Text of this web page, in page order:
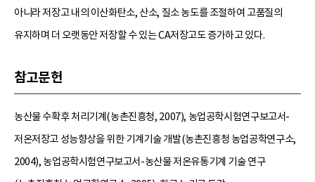
아니라 저장고 내의 이산화탄소, 산소, 질소 농도를 조절하여 고품질의
유지하며 더 오랫동안 저장할 수 있는 CA저장고도 증가하고 있다.
참고문헌
농산물 수확후 처리기계(농촌진흥청, 2007), 농업공학시험연구보고서-
저온저장고 성능향상을 위한 기계기술 개발(농촌진흥청 농업공학연구소,
2004), 농업공학시험연구보고서-농산물 저온유통기계 기술 연구